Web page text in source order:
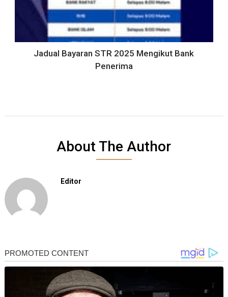
Jadual Bayaran STR 2025 Mengikut Bank
Penerima
About The Author
Editor